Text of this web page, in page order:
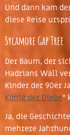
Und dann kam
diese Reise
Sycamore Gap Tree
Der Baum, der
Hadrians Wall
Kinder der 90er
König der Diebe“
Ja, die
mehrere